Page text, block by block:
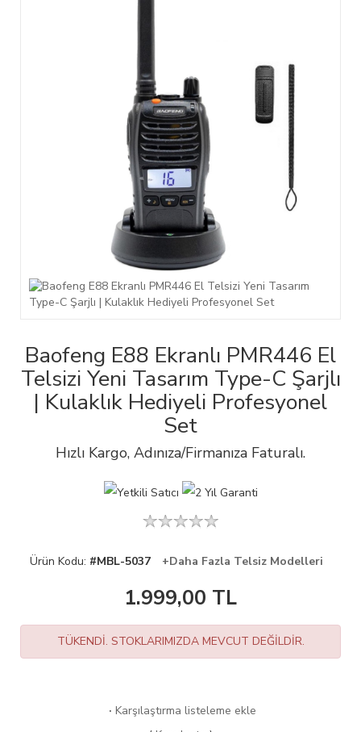
Baofeng E88 Ekranlı PMR446 El
Telsizi Yeni Tasarım Type-C Şarjlı
| Kulaklık Hediyeli Profesyonel
Set
Hızlı Kargo, Adınıza/Firmanıza Faturalı.
Ürün Kodu: #MBL-5037 +Daha Fazla Telsiz Modelleri
1.999,00 TL
TÜKENDİ. STOKLARIMIZDA MEVCUT DEĞİLDİR.
· Karşılaştırma listeleme ekle